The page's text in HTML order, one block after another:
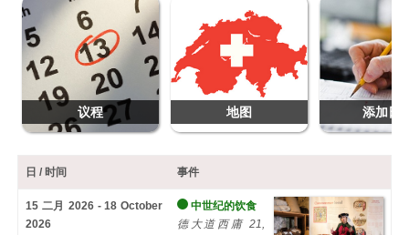
议程 地图 添加日
日 / 时间 事件
15 二月 2026 - 18 October
2026
中世纪的饮食
德大道西庸 21,